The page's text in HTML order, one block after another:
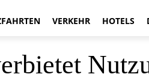
VERKEHR HOTELS